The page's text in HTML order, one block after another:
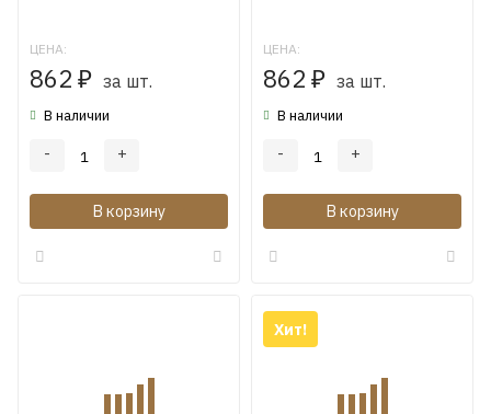
ЦЕНА:
862 ₽ за шт.
В наличии
- +
В корзину
ЦЕНА:
862 ₽ за шт.
В наличии
- +
В корзину
Хит!